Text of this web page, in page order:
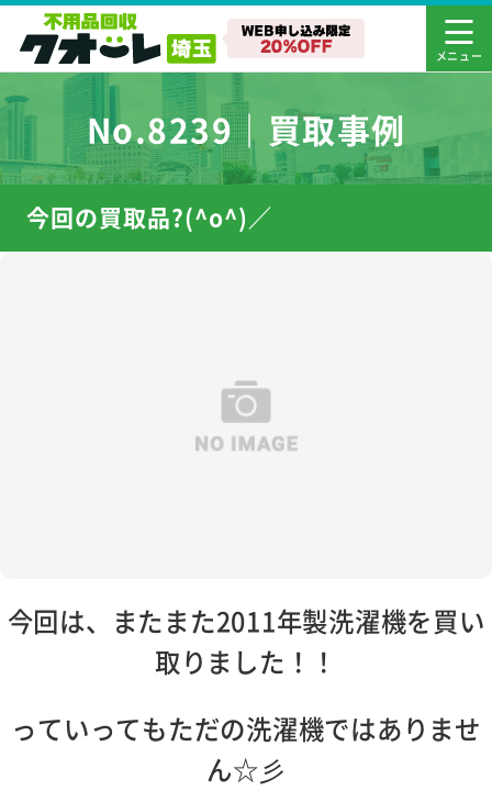
No.8239｜買取事例
今回の買取品?(^o^)／
今回は、またまた2011年製洗濯機を買い
取りました！！
っていってもただの洗濯機ではありませ
ん☆彡